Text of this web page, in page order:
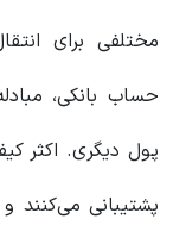
مختلفی برای
حساب بانکی،
پول دیگری. اکثر
پشتیبانی می‌کنند